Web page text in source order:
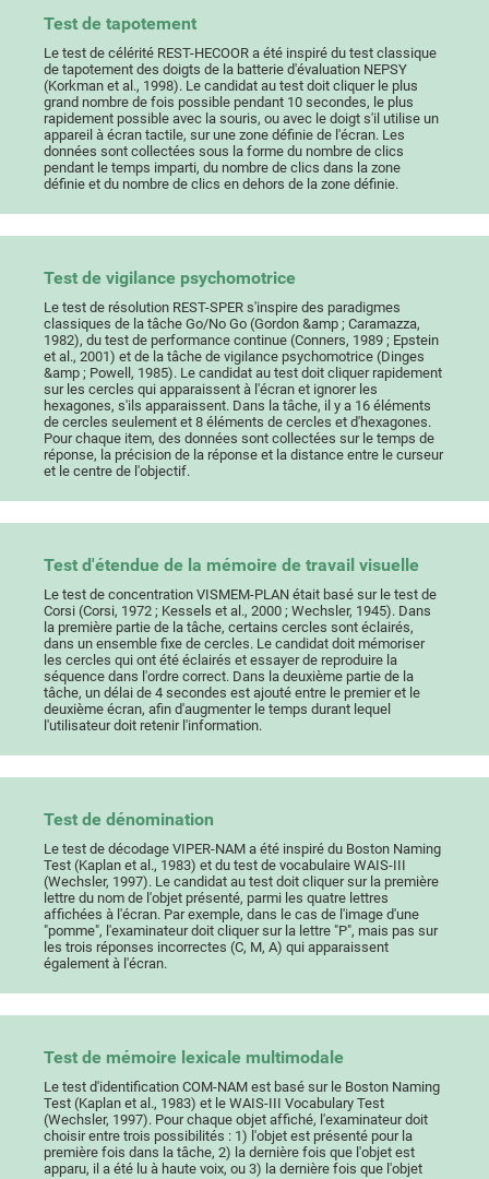
Test de tapotement
Le test de célérité REST-HECOOR a été inspiré du test classique
de tapotement des doigts de la batterie d'évaluation NEPSY
(Korkman et al., 1998). Le candidat au test doit cliquer le plus
grand nombre de fois possible pendant 10 secondes, le plus
rapidement possible avec la souris, ou avec le doigt s'il utilise un
appareil à écran tactile, sur une zone définie de l'écran. Les
données sont collectées sous la forme du nombre de clics
pendant le temps imparti, du nombre de clics dans la zone
définie et du nombre de clics en dehors de la zone définie.
Test de vigilance psychomotrice
Le test de résolution REST-SPER s'inspire des paradigmes
classiques de la tâche Go/No Go (Gordon &amp ; Caramazza,
1982), du test de performance continue (Conners, 1989 ; Epstein
et al., 2001) et de la tâche de vigilance psychomotrice (Dinges
&amp ; Powell, 1985). Le candidat au test doit cliquer rapidement
sur les cercles qui apparaissent à l'écran et ignorer les
hexagones, s'ils apparaissent. Dans la tâche, il y a 16 éléments
de cercles seulement et 8 éléments de cercles et d'hexagones.
Pour chaque item, des données sont collectées sur le temps de
réponse, la précision de la réponse et la distance entre le curseur
et le centre de l'objectif.
Test d'étendue de la mémoire de travail visuelle
Le test de concentration VISMEM-PLAN était basé sur le test de
Corsi (Corsi, 1972 ; Kessels et al., 2000 ; Wechsler, 1945). Dans
la première partie de la tâche, certains cercles sont éclairés,
dans un ensemble fixe de cercles. Le candidat doit mémoriser
les cercles qui ont été éclairés et essayer de reproduire la
séquence dans l'ordre correct. Dans la deuxième partie de la
tâche, un délai de 4 secondes est ajouté entre le premier et le
deuxième écran, afin d'augmenter le temps durant lequel
l'utilisateur doit retenir l'information.
Test de dénomination
Le test de décodage VIPER-NAM a été inspiré du Boston Naming
Test (Kaplan et al., 1983) et du test de vocabulaire WAIS-III
(Wechsler, 1997). Le candidat au test doit cliquer sur la première
lettre du nom de l'objet présenté, parmi les quatre lettres
affichées à l'écran. Par exemple, dans le cas de l'image d'une
"pomme", l'examinateur doit cliquer sur la lettre "P", mais pas sur
les trois réponses incorrectes (C, M, A) qui apparaissent
également à l'écran.
Test de mémoire lexicale multimodale
Le test d'identification COM-NAM est basé sur le Boston Naming
Test (Kaplan et al., 1983) et le WAIS-III Vocabulary Test
(Wechsler, 1997). Pour chaque objet affiché, l'examinateur doit
choisir entre trois possibilités : 1) l'objet est présenté pour la
première fois dans la tâche, 2) la dernière fois que l'objet est
apparu, il a été lu à haute voix, ou 3) la dernière fois que l'objet